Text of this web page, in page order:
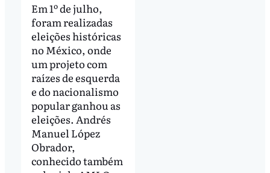
Em 1º de julho,
foram realizadas
eleições históricas
no México, onde
um projeto com
raízes de esquerda
e do nacionalismo
popular ganhou as
eleições. Andrés
Manuel López
Obrador,
conhecido também